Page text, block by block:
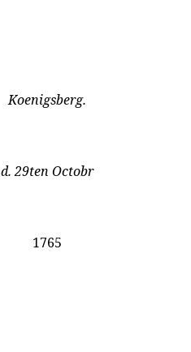
Koenigsberg.
d. 29ten Octobr
1765